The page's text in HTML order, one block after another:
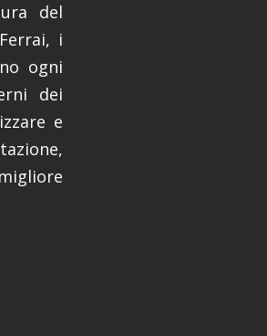
del
i
ogni
dei
e